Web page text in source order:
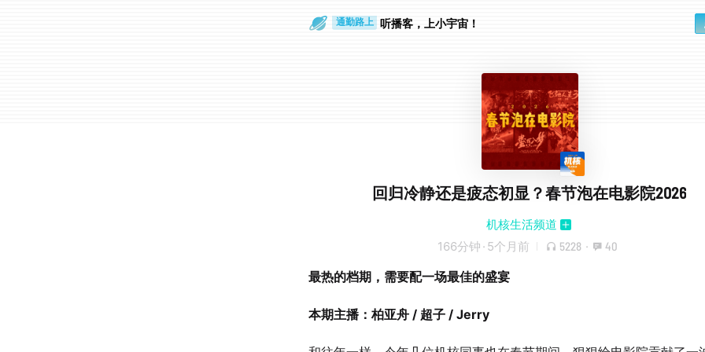
通勤路上 听播客，上小宇宙！
回归冷静还是疲态初显？春节泡在电影院2026
机核生活频道
166分钟 · 5个月前 5228 · 40
最热的档期，需要配一场最佳的盛宴
本期主播：柏亚舟 / 超子 / Jerry